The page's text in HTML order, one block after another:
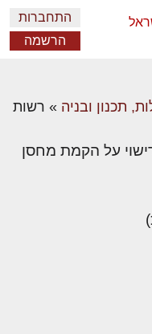
התחברות
הרשמה
תכנון ובניה » רשות
על הקמת מחסן